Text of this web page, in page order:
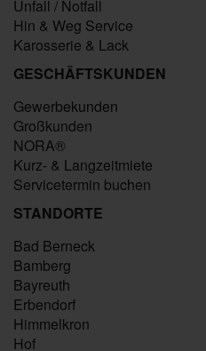
Unfall / Notfall
Hin & Weg Service
Karosserie & Lack
GESCHÄFTSKUNDEN
Gewerbekunden
Großkunden
NORA®
Kurz- & Langzeitmiete
Servicetermin buchen
STANDORTE
Bad Berneck
Bamberg
Bayreuth
Erbendorf
Himmelkron
Hof